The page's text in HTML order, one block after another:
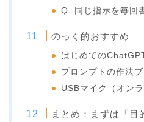
Q. 同じ指示を毎回
のっく的おすすめ
はじめての
プロンプトの作法ブ
USBマイク（オン
まとめ：まずは「